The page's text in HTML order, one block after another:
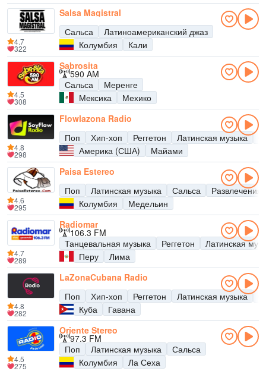
Salsa Magistral
Сальса
Латиноамериканский джаз
Колумбия
Кали
4.7
322
Sabrosita
590 AM
Сальса
Меренге
Мексика
Мехико
4.5
308
Flowlazona Radio
Поп
Хип-хоп Реггетон Латинская музыка
Америка (США)
Майами
4.8
298
Paisa Estereo
Поп
Латинская музыка Сальса
Развлечения
Колумбия
Медельин
4.6
295
Radiomar
106.3 FM
Танцевальная музыка
Реггетон
Латинская
Перу
Лима
4.7
289
LaZonaCubana Radio
Поп
Хип-хоп Реггетон Латинская музыка
Куба
Гавана
4.8
282
Oriente Stereo
97.3 FM
Поп
Латинская музыка
Сальса
Колумбия
Ла Сеха
4.5
275